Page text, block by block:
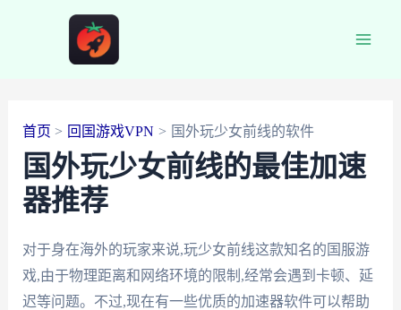
首页 回国游戏VPN 国外玩少女前线的软件
国外玩少女前线的最佳加速
器推荐
对于身在海外的玩家来说,玩少女前线这款知名的国服游
戏,由于物理距离和网络环境的限制,经常会遇到卡顿、延
迟等问题。不过,现在有一些优质的加速器软件可以帮助